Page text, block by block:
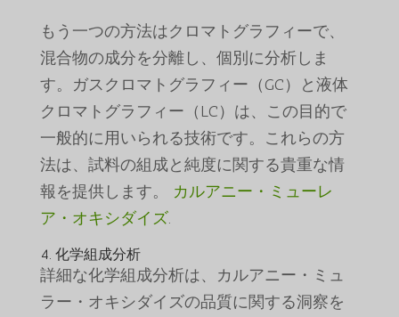
もう一つの方法はクロマトグラフィーで、
混合物の成分を分離し、個別に分析しま
す。ガスクロマトグラフィー（GC）と液体
クロマトグラフィー（LC）は、この目的で
一般的に用いられる技術です。これらの方
法は、試料の組成と純度に関する貴重な情
報を提供します。
カルアニー・ミューレ
ア・オキシダイズ.
4. 化学組成分析
詳細な化学組成分析は、カルアニー・ミュ
ラー・オキシダイズの品質に関する洞察を